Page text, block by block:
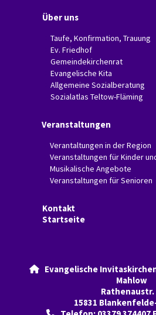
Über uns
Taufe, Konfirmation, Trauung
Ev. Friedhof
Gemeindekirchenrat
Evangelische Kita
Allgemeine Sozialberatung
Sozialatlas Teltow-Fläming
Veranstaltungen
Verantaltungen in der Region
Veranstaltungen für Kinder
Musikalische Angebote
Veranstaltungen für Senioren
Kontakt
Startseite

Evangelische
Mahlow
Rathenaustr.
15831